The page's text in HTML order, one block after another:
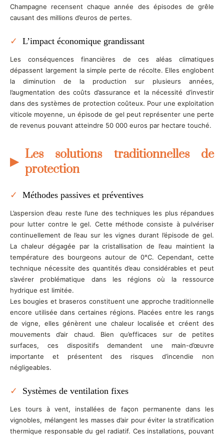
Champagne recensent chaque année des épisodes de grêle
causant des millions d’euros de pertes.
L’impact économique grandissant
Les conséquences financières de ces aléas climatiques
dépassent largement la simple perte de récolte. Elles englobent
la diminution de la production sur plusieurs années,
l’augmentation des coûts d’assurance et la nécessité d’investir
dans des systèmes de protection coûteux. Pour une exploitation
viticole moyenne, un épisode de gel peut représenter une perte
de revenus pouvant atteindre 50 000 euros par hectare touché.
Les solutions traditionnelles de
protection
Méthodes passives et préventives
L’aspersion d’eau reste l’une des techniques les plus répandues
pour lutter contre le gel. Cette méthode consiste à pulvériser
continuellement de l’eau sur les vignes durant l’épisode de gel.
La chaleur dégagée par la cristallisation de l’eau maintient la
température des bourgeons autour de 0°C. Cependant, cette
technique nécessite des quantités d’eau considérables et peut
s’avérer problématique dans les régions où la ressource
hydrique est limitée.
Les bougies et braseros constituent une approche traditionnelle
encore utilisée dans certaines régions. Placées entre les rangs
de vigne, elles génèrent une chaleur localisée et créent des
mouvements d’air chaud. Bien qu’efficaces sur de petites
surfaces, ces dispositifs demandent une main-d’œuvre
importante et présentent des risques d’incendie non
négligeables.
Systèmes de ventilation fixes
Les tours à vent, installées de façon permanente dans les
vignobles, mélangent les masses d’air pour éviter la stratification
thermique responsable du gel radiatif. Ces installations, pouvant